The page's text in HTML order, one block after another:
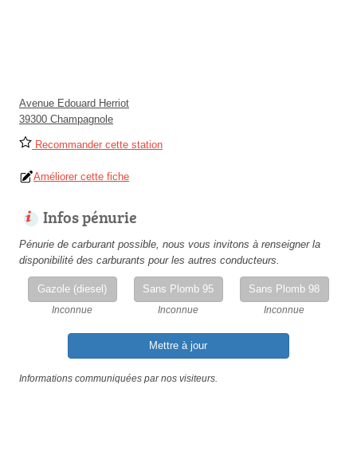
Avenue Edouard Herriot
39300 Champagnole
Recommander cette station
Améliorer cette fiche
Infos pénurie
Pénurie de carburant possible, nous vous invitons à renseigner la
disponibilité des carburants pour les autres conducteurs.
Gazole (diesel)
Inconnue
Sans Plomb 95
Inconnue
Sans Plomb 98
Inconnue
Mettre à jour
Informations communiquées par nos visiteurs.